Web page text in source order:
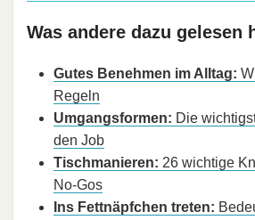
Was andere dazu gelesen
Gutes Benehmen im Alltag:
Regeln
Umgangsformen: Die
den Job
Tischmanieren: 26 wichtige
No-Gos
Ins Fettnäpfchen treten: